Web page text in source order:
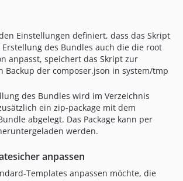
Einstellungen definiert, dass das Skript
des Bundles auch die die root
anpasst, speichert das Skript zur
Backup der composer.json in system/tmp
des Bundles wird im Verzeichnis
ein zip-package mit dem
abgelegt. Das Package kann per
werden.
anpassen
Templates anpassen möchte, die